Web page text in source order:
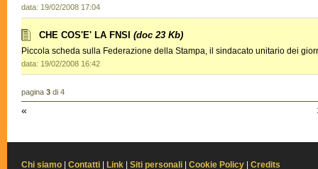
data: 19/02/2008 17:04
CHE COS'E' LA FNSI (doc 23 Kb)
Piccola scheda sulla Federazione della Stampa, il sindacato unitario dei
data: 19/02/2008 16:42
pagina 3 di 4
«
Chi siamo Contatti Link Siti personali Cookie Policy Credits